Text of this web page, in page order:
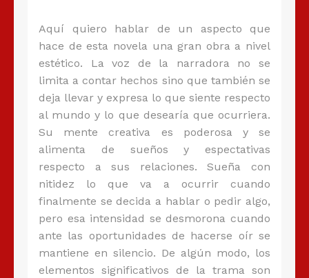
Aquí quiero hablar de un aspecto que
hace de esta novela una gran obra a nivel
estético. La voz de la narradora no se
limita a contar hechos sino que también se
deja llevar y expresa lo que siente respecto
al mundo y lo que desearía que ocurriera.
Su mente creativa es poderosa y se
alimenta de sueños y espectativas
respecto a sus relaciones. Sueña con
nitidez lo que va a ocurrir cuando
finalmente se decida a hablar o pedir algo,
pero esa intensidad se desmorona cuando
ante las oportunidades de hacerse oír se
mantiene en silencio. De algún modo, los
elementos significativos de la trama son